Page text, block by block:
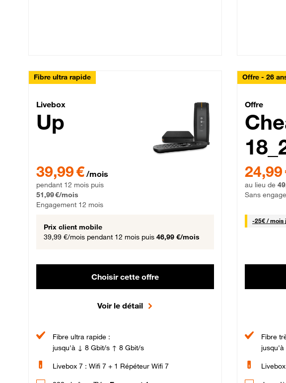
Fibre ultra rapide
Livebox Up Fibre
Livebox
Up
39,99 € /mois
pendant 12 mois puis
51,99 €/mois
Engagement 12 mois
Prix client mobile
39,99 €/mois pendant 12 mois puis 46,99 €/mois
Choisir cette offre
Voir le détail
Fibre ultra rapide :
jusqu'à ↓ 8 Gbit/s ↑ 8 Gbit/s
Livebox 7 : Wifi 7 + 1 Répéteur Wifi 7
Offre - 26
Offre
24,99
au lieu de
Sans
-25€ / mois
Fibre